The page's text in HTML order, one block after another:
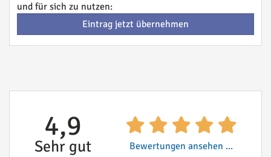
und für sich zu nutzen:
Eintrag jetzt übernehmen
4,9
Sehr gut Bewertungen ansehen ...